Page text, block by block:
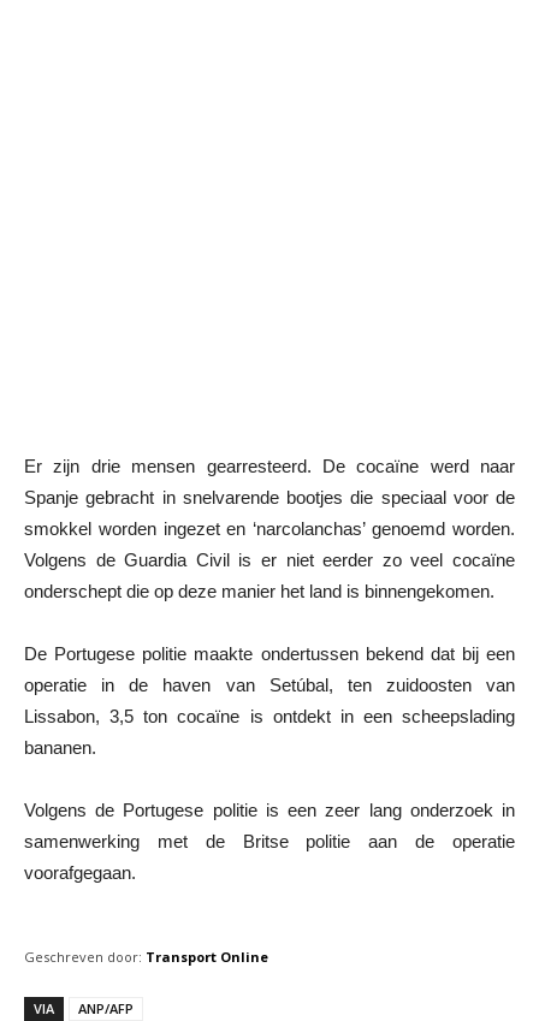
Er zijn drie mensen gearresteerd. De cocaïne werd naar
Spanje gebracht in snelvarende bootjes die speciaal voor de
smokkel worden ingezet en ‘narcolanchas’ genoemd worden.
Volgens de Guardia Civil is er niet eerder zo veel cocaïne
onderschept die op deze manier het land is binnengekomen.
De Portugese politie maakte ondertussen bekend dat bij een
operatie in de haven van Setúbal, ten zuidoosten van
Lissabon, 3,5 ton cocaïne is ontdekt in een scheepslading
bananen.
Volgens de Portugese politie is een zeer lang onderzoek in
samenwerking met de Britse politie aan de operatie
voorafgegaan.
Geschreven door: Transport Online
VIA ANP/AFP